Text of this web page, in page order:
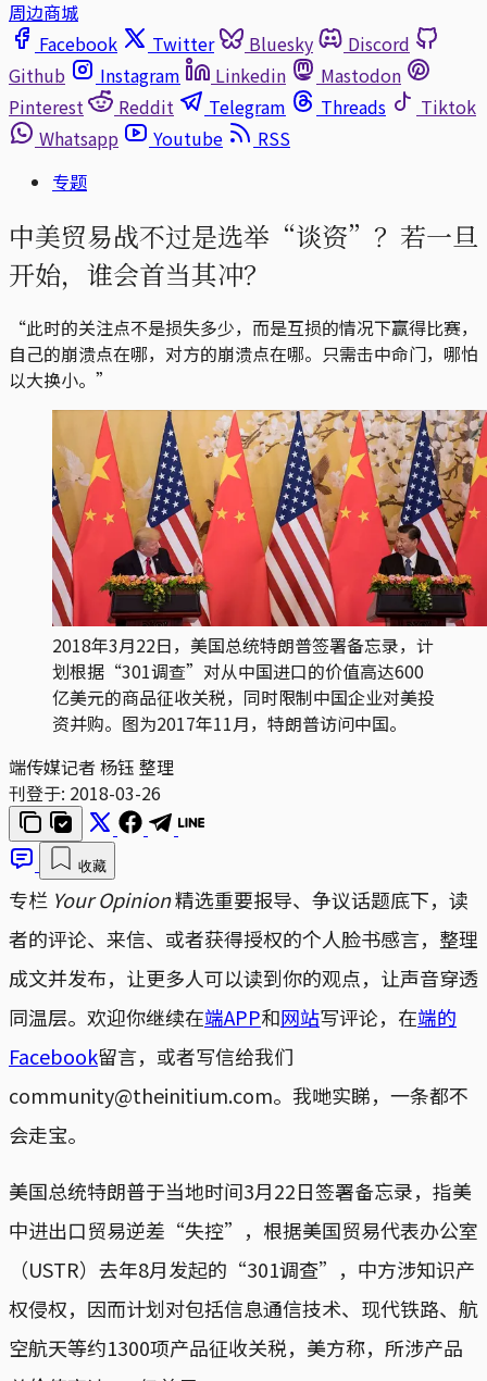
周边商城
Facebook
Twitter Bluesky
Discord
Github
Instagram Linkedin
Mastodon
Pinterest
Reddit Telegram Threads
Tiktok
Whatsapp
Youtube
RSS
专题
中美贸易战不过是选举“谈资”？若一旦
开始，谁会首当其冲？
“此时的关注点不是损失多少，而是互损的情况下赢得比赛，
自己的崩溃点在哪，对方的崩溃点在哪。只需击中命门，哪怕
以大换小。”
2018年3月22日，美国总统特朗普签署备忘录，计
划根据“301调查”对从中国进口的价值高达600
亿美元的商品征收关税，同时限制中国企业对美投
资并购。图为2017年11月，特朗普访问中国。
端传媒记者 杨钰 整理
刊登于: 2018-03-26
收藏
专栏 Your Opinion精选重要报导、争议话题底下，读
者的评论、来信、或者获得授权的个人脸书感言，整理
成文并发布，让更多人可以读到你的观点，让声音穿透
同温层。欢迎你继续在端APP和网站写评论，在端的
Facebook留言，或者写信给我们
community@theinitium.com。我哋实睇，一条都不
会走宝。
美国总统特朗普于当地时间3月22日签署备忘录，指美
中进出口贸易逆差“失控”，根据美国贸易代表办公室
（USTR）去年8月发起的“301调查”，中方涉知识产
权侵权，因而计划对包括信息通信技术、现代铁路、航
空航天等约1300项产品征收关税，美方称，所涉产品